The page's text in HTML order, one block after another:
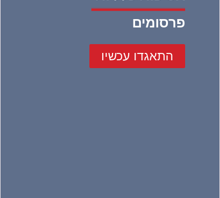
פרסומים
התאגדו עכשיו